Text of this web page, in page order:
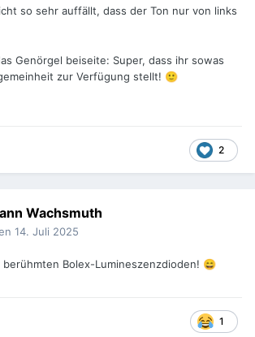
so sehr auffällt, dass der Ton nur von links
Genörgel beiseite: Super, dass ihr sowas
zur Verfügung stellt! 🙂
2
Wachsmuth
14. Juli 2025
berühmten Bolex-Lumineszenzdioden! 😄
1